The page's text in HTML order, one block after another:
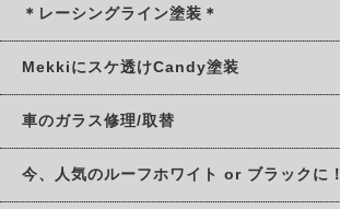
＊レーシングライン塗装＊
Mekkiにスケ透けCandy塗装
車のガラス修理/取替
今、人気のルーフホワイト or ブラックに！